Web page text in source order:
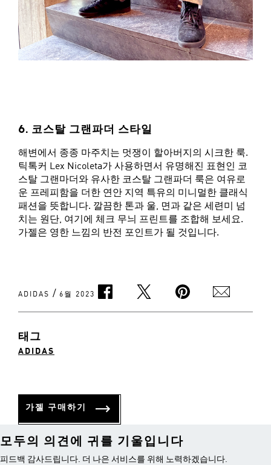
6. 코스탈 그랜파더 스타일
해변에서 종종 마주치는 멋쟁이 할아버지의 시크한 룩.
틱톡커 Lex Nicoleta가 사용하면서 유명해진 표현인 코
스탈 그랜마더와 유사한 코스탈 그랜파더 룩은 여유로
운 프레피함을 더한 연안 지역 특유의 미니멀한 클래식
패션을 뜻합니다. 깔끔한 톤과 울, 면과 같은 세련미 넘
치는 원단, 여기에 체크 무늬 프린트를 조합해 보세요.
가젤은 영한 느낌의 반전 포인트가 될 것입니다.
ADIDAS / 6월 2023
태그
ADIDAS
가젤 구매하기
모두의 의견에 귀를 기울입니다
피드백 감사드립니다. 더 나은 서비스를 위해 노력하겠습니다.